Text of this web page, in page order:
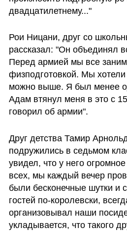
двадцатилетнему..."
Рои Ницани, друг со
рассказал: "Он объединял
Перед армией мы все
физподготовкой. Мы хотели
можно выше. Я был менее
Адам втянул меня в это с
говорил об армии".
Друг детства Тамир
подружились в седьмом
увидел, что у него
всех, мы каждый вечер
были бесконечные шутки и
гостей по-королевски,
организовывал наши
укладывается, что такого